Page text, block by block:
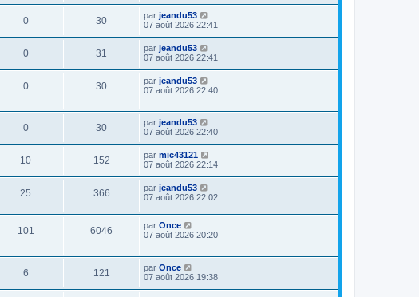
0 30 par jeandu53
07 août 2026 22:41
0 31 par jeandu53
07 août 2026 22:41
0 30 par jeandu53
07 août 2026 22:40
0 30 par jeandu53
07 août 2026 22:40
10 152 par mic43121
07 août 2026 22:14
25 366 par jeandu53
07 août 2026 22:02
101 6046 par Once
07 août 2026 20:20
6 121 par Once
07 août 2026 19:38